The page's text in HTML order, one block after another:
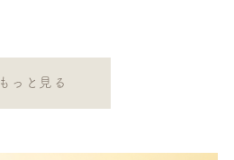
もっと見る